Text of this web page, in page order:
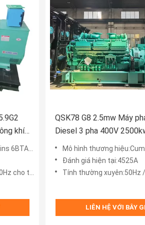
khí
G2
tùy chọn)
QSK78 G8 2.5mw Máy
Diesel 3 pha 400V
lanhMô hình thương
Đánh giá hiện tại:4525A
Tính thường xuyên:50Hz
LIÊN HỆ VỚI BÂY